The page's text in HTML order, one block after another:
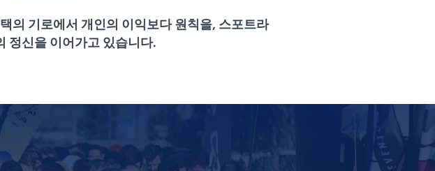
의 기로에서 개인의 이익보다 원칙을, 스포트라
정신을 이어가고 있습니다.